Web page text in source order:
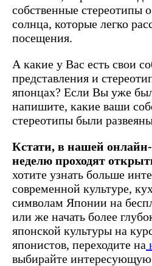
собственные стереотипы
солнца, которые легко
посещения.
А какие у Вас есть свои
представления и
японцах? Если Вы уже
напишите, какие ваши
стереотипы были
Кстати, в нашей
неделю проходят
хотите узнать больше
современной культуре,
символам Японии на
или же начать более
японской культуры на
японистов, переходите на
выбирайте интересующую